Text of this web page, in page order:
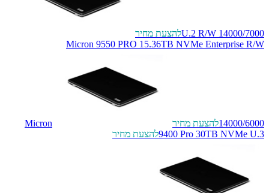
U.2 R/W 14000/7000להצעת מחיר
Micron 9550 PRO 15.36TB NVMe Enterprise R/W
14000/6000להצעת מחיר
Micron
9400 Pro 30TB NVMe U.3להצעת מחיר